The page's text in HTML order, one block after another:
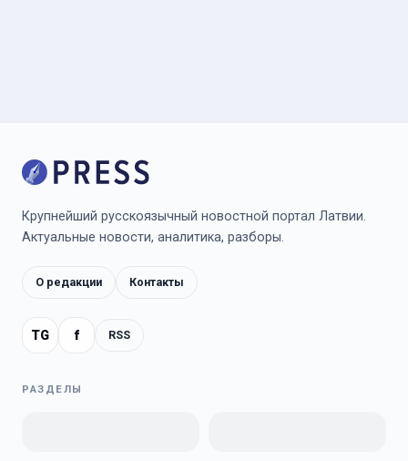
Крупнейший русскоязычный новостной портал Латвии.
Актуальные новости, аналитика, разборы.
О редакции Контакты
TG f RSS
РАЗДЕЛЫ